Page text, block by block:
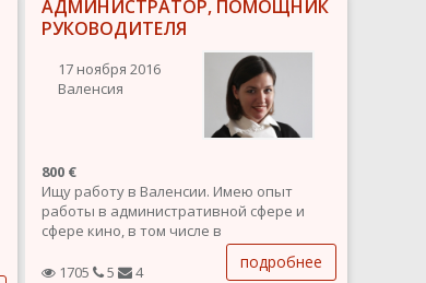
АДМИНИСТРАТОР, ПОМОЩНИК
РУКОВОДИТЕЛЯ
17 ноября 2016
Валенсия
800 €
Ищу работу в Валенсии. Имею опыт
работы в административной сфере и
сфере кино, в том числе в
международных компаниях. Имею
высшее управленческое и
1705 5 4 подробнее